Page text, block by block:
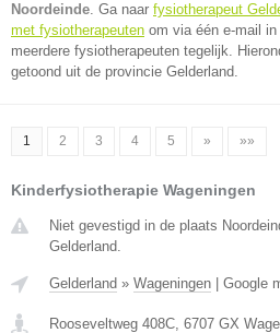
Noordeinde. Ga naar fysiotherapeut
met fysiotherapeuten om via één e-mail
meerdere fysiotherapeuten tegelijk.
getoond uit de provincie Gelderland.
1 2 3 4 5 » »»
Kinderfysiotherapie Wageningen
Niet gevestigd in de plaats
Gelderland.
Gelderland » Wageningen Google
Rooseveltweg 408C, 6707 GX